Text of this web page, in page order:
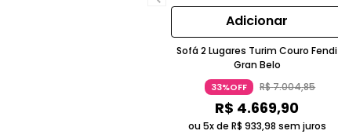
Adicionar
Sofá 2 Lugares Turim Couro Fendi
Gran Belo
33%OFF R$7.004,85
R$ 4.669,90
ou 5x de R$ 933,98 sem juros